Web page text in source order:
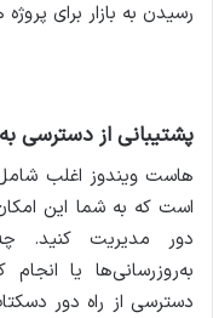
رسیدن به بازار برای
پشتیبانی از دسترسی
هاست ویندوز اغلب
است که به شما این
دور مدیریت کنید.
به‌روزرسانی‌ها یا
دسترسی از راه دور